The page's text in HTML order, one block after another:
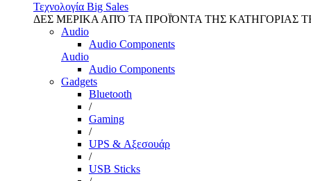
Τεχνολογία Big Sales
ΔΕΣ ΜΕΡΙΚΑ ΑΠΌ ΤΑ ΠΡΟΪΌΝΤΑ ΤΗΣ ΚΑΤΗΓΟΡΙΑΣ
Audio
Audio Components
Audio
Audio Components
Gadgets
Bluetooth
/
Gaming
/
UPS & Αξεσουάρ
/
USB Sticks